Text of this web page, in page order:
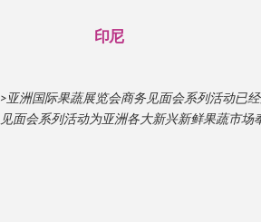
印尼
>亚洲国际果蔬展览会商务见面会系列活动已
见面会系列活动为亚洲各大新兴新鲜果蔬市